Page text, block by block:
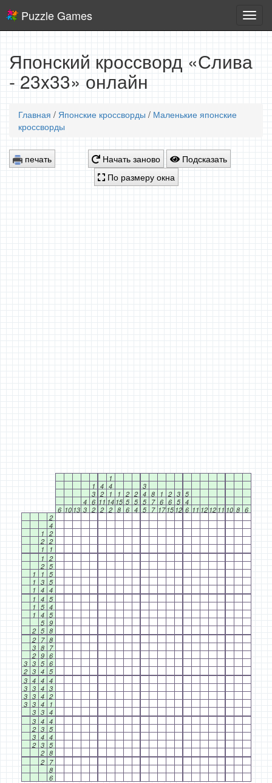
игры
Puzzle Games
Японский кроссворд «Слива
- 23x33» онлайн
Главная / Японские кроссворды / Маленькие японские
кроссворды
печать Начать заново
Подсказать
По размеру окна
1
1 4 4
3
3 2 1 1 2 2 4 8 1 2 3 5
4 6 11 14 15 5 5 5 7 6 6 5 4
6 10 13 3 2 2 2 8 6 4 5 7 17 15 12 6 11 12 12 11 10 8 6
2
4
1 2
2 2
1
1
1 2
2 5
1
1 5
1 3 5
1 4 4
1 4 5
1 5 4
1 4 5
5 9
2 5 8
2 7 8
3 8 7
2 9 6
3 3 5 6
2 3 4 5
3 4 4 4
3 3 4 3
3 3 4 2
3 3 4
1
3 3 4
3 4 4
2 3 5
3 4 4
2 3 5
2 8
2 7
8
6